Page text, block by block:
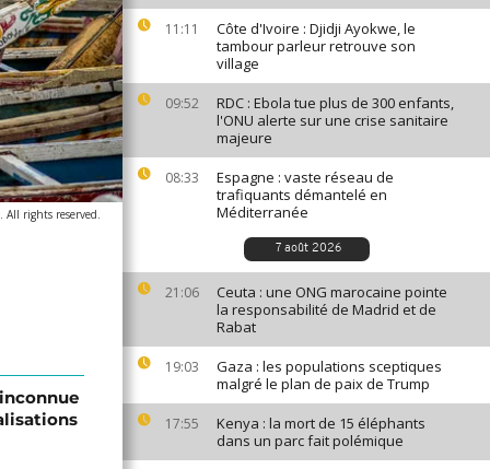
11:11
Côte d'Ivoire : Djidji Ayokwe, le
tambour parleur retrouve son
village
09:52
RDC : Ebola tue plus de 300 enfants,
l'ONU alerte sur une crise sanitaire
majeure
08:33
Espagne : vaste réseau de
trafiquants démantelé en
Méditerranée
7 août 2026
21:06
Ceuta : une ONG marocaine pointe
la responsabilité de Madrid et de
Rabat
19:03
Gaza : les populations sceptiques
malgré le plan de paix de Trump
17:55
Kenya : la mort de 15 éléphants
dans un parc fait polémique
All rights reserved.